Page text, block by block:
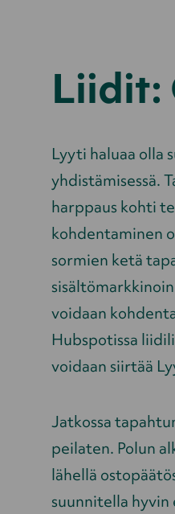
Liidit:
Lyyti haluaa olla
yhdistämisessä.
harppaus kohti
kohdentaminen
sormien ketä
voidaan
Hubspotissa
voidaan siirtää
Jatkossa
peilaten. Polun
lähellä
suunnitella